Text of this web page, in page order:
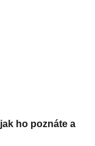
ho poznáte a